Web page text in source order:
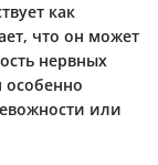
как
что он может
нервных
особенно
или